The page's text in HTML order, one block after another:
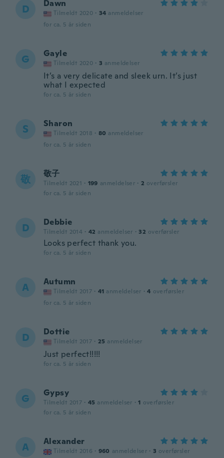
D Dawn
Tilmeldt 2020 · 34 anmeldelser
for ca. 5 år siden
G Gayle
Tilmeldt 2020 · 3 anmeldelser
It’s a very delicate and sleek urn. It’s just
what I expected
for ca. 5 år siden
S Sharon
Tilmeldt 2018 · 80 anmeldelser
for ca. 5 år siden
敬 敬子
Tilmeldt 2021 · 199 anmeldelser · 2 overførsler
for ca. 5 år siden
D Debbie
Tilmeldt 2014 · 42 anmeldelser · 32 overførsler
Looks perfect thank you.
for ca. 5 år siden
A Autumn
Tilmeldt 2017 · 41 anmeldelser · 4 overførsler
for ca. 5 år siden
D Dottie
Tilmeldt 2017 · 25 anmeldelser
Just perfect!!!!!
for ca. 5 år siden
G Gypsy
Tilmeldt 2017 · 45 anmeldelser · 1 overførsler
for ca. 5 år siden
A Alexander
Tilmeldt 2016 · 960 anmeldelser · 3 overførsler